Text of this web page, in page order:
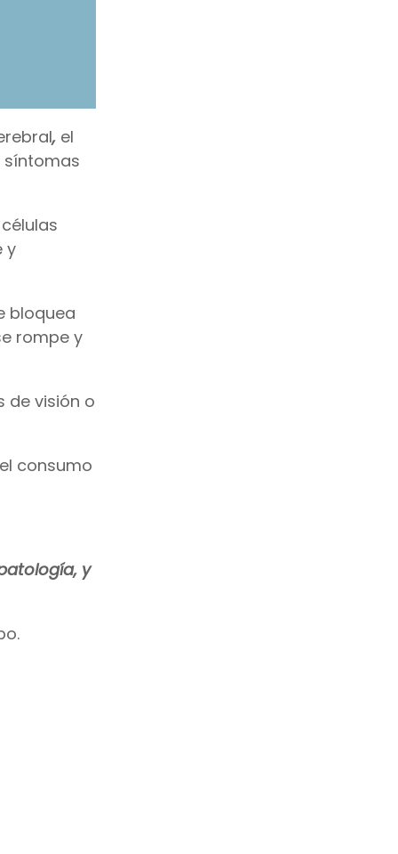
, el
síntomas
y
bloquea
rompe y
de visión o
consumo
y